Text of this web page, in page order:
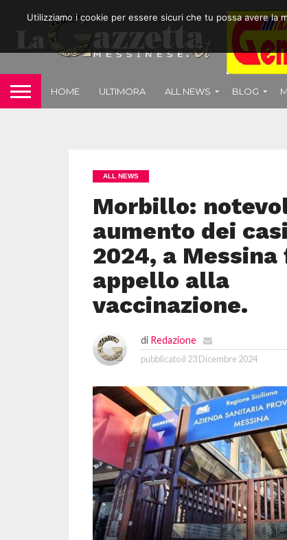
HOME ULTIMORA ALL NEWS BLOG
ALL NEWS
Morbillo:
aumento dei
2024, a
appello alla
vaccinazione.
di Redazione
pubblicato il 23 Dicembre 2024
Utilizziamo i cookie per essere sicuri che tu possa avere la